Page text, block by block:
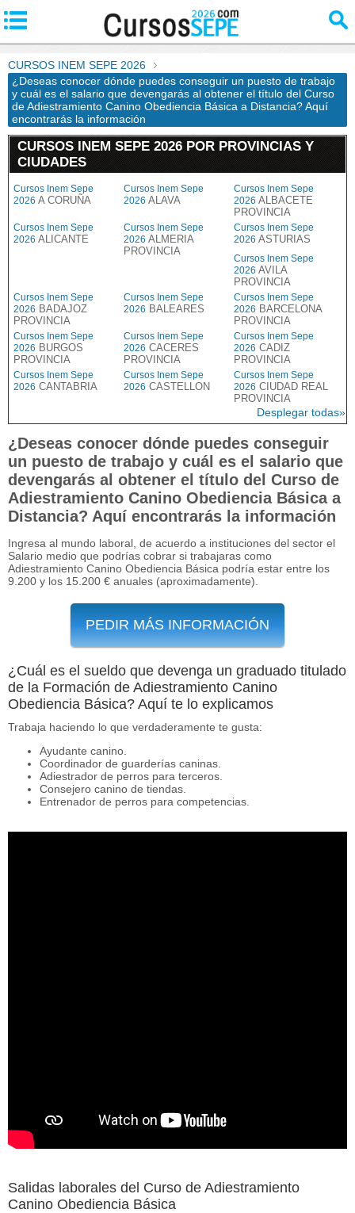
CURSOS INEM SEPE 2026
¿Deseas conocer dónde puedes conseguir un puesto de trabajo
y cuál es el salario que devengarás al obtener el título del Curso
de Adiestramiento Canino Obediencia Básica a Distancia? Aquí
encontrarás la información
CURSOS INEM SEPE 2026 POR PROVINCIAS Y
CIUDADES
Cursos Inem Sepe
2026 A CORUÑA
Cursos Inem Sepe
2026 ALAVA
Cursos Inem Sepe
2026 ALBACETE
PROVINCIA
Cursos Inem Sepe
2026 ALICANTE
Cursos Inem Sepe
2026 ALMERIA
PROVINCIA
Cursos Inem Sepe
2026 ASTURIAS
Cursos Inem Sepe
2026 AVILA
PROVINCIA
Cursos Inem Sepe
2026 BADAJOZ
PROVINCIA
Cursos Inem Sepe
2026 BALEARES
Cursos Inem Sepe
2026 BARCELONA
PROVINCIA
Cursos Inem Sepe
2026 BURGOS
PROVINCIA
Cursos Inem Sepe
2026 CACERES
PROVINCIA
Cursos Inem Sepe
2026 CADIZ
PROVINCIA
Cursos Inem Sepe
2026 CANTABRIA
Cursos Inem Sepe
2026 CASTELLON
Cursos Inem Sepe
2026 CIUDAD REAL
PROVINCIA
Desplegar todas»
¿Deseas conocer dónde puedes conseguir
un puesto de trabajo y cuál es el salario que
devengarás al obtener el título del Curso de
Adiestramiento Canino Obediencia Básica a
Distancia? Aquí encontrarás la información
Ingresa al mundo laboral, de acuerdo a instituciones del sector el
Salario medio que podrías cobrar si trabajaras como
Adiestramiento Canino Obediencia Básica podría estar entre los
9.200 y los 15.200 € anuales (aproximadamente).
PEDIR MÁS INFORMACIÓN
¿Cuál es el sueldo que devenga un graduado titulado
de la Formación de Adiestramiento Canino
Obediencia Básica? Aquí te lo explicamos
Trabaja haciendo lo que verdaderamente te gusta:
Ayudante canino.
Coordinador de guarderías caninas.
Adiestrador de perros para terceros.
Consejero canino de tiendas.
Entrenador de perros para competencias.
Salidas laborales del Curso de Adiestramiento
Canino Obediencia Básica